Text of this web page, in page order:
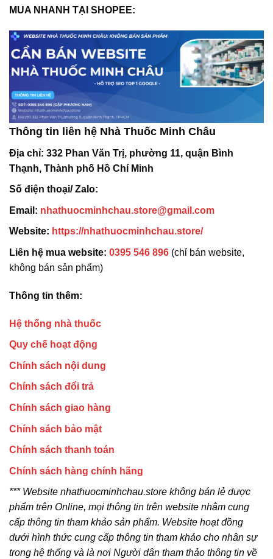
MUA NHANH TẠI SHOPEE:
Thông tin liên hệ Nhà Thuốc Minh Châu
Địa chỉ: 332 Phan Văn Trị, phường 11, quận Bình
Thạnh, Thành phố Hồ Chí Minh
Số điện thoại/ Zalo:
Email: nhathuocminhchau.store@gmail.com
Website: https://nhathuocminhchau.store/
Liên hệ mua website: 0395 546 896 (chỉ bán website,
không bán sản phẩm)
Thông tin thêm:
Hệ thống nhà thuốc
Quy chế hoạt động
Chính sách nội dung
Chính sách đổi trả
Chính sách giao hàng
Chính sách bảo mật
Chính sách thanh toán
Chính sách hàng chính hãng
*** Website nhathuocminhchau.store không bán lẻ dược
phẩm trên Online, mọi thông tin trên website nhằm cung
cấp thông tin tham khảo sản phẩm. Website hoạt đồng
dưới hình thức cung cấp thông tin tham khảo cho nhân sự
trong hệ thống và là nơi Người dân tham thảo thông tin về